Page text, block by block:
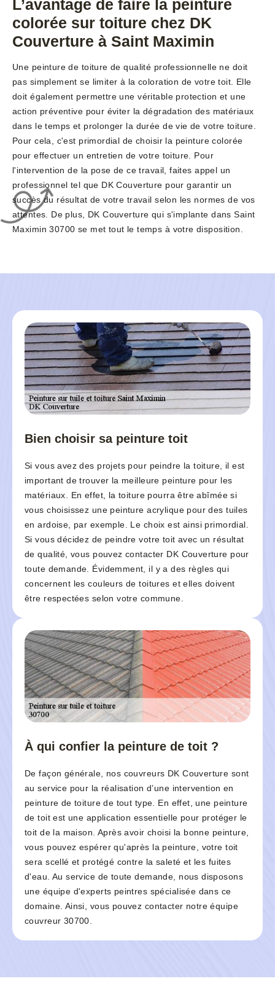
L’avantage de faire la peinture
colorée sur toiture chez DK
Couverture à Saint Maximin
Une peinture de toiture de qualité professionnelle ne doit
pas simplement se limiter à la coloration de votre toit. Elle
doit également permettre une véritable protection et une
action préventive pour éviter la dégradation des matériaux
dans le temps et prolonger la durée de vie de votre toiture.
Pour cela, c'est primordial de choisir la peinture colorée
pour effectuer un entretien de votre toiture. Pour
l'intervention de la pose de ce travail, faites appel un
professionnel tel que DK Couverture pour garantir un
succès du résultat de votre travail selon les normes de vos
attentes. De plus, DK Couverture qui s'implante dans Saint
Maximin 30700 se met tout le temps à votre disposition.
Bien choisir sa peinture toit
Si vous avez des projets pour peindre la toiture, il est
important de trouver la meilleure peinture pour les
matériaux. En effet, la toiture pourra être abîmée si
vous choisissez une peinture acrylique pour des tuiles
en ardoise, par exemple. Le choix est ainsi primordial.
Si vous décidez de peindre votre toit avec un résultat
de qualité, vous pouvez contacter DK Couverture pour
toute demande. Évidemment, il y a des règles qui
concernent les couleurs de toitures et elles doivent
être respectées selon votre commune.
À qui confier la peinture de toit ?
De façon générale, nos couvreurs DK Couverture sont
au service pour la réalisation d’une intervention en
peinture de toiture de tout type. En effet, une peinture
de toit est une application essentielle pour protéger le
toit de la maison. Après avoir choisi la bonne peinture,
vous pouvez espérer qu'après la peinture, votre toit
sera scellé et protégé contre la saleté et les fuites
d'eau. Au service de toute demande, nous disposons
une équipe d'experts peintres spécialisée dans ce
domaine. Ainsi, vous pouvez contacter notre équipe
couvreur 30700.